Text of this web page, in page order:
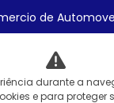
de
durante a
e para proteger